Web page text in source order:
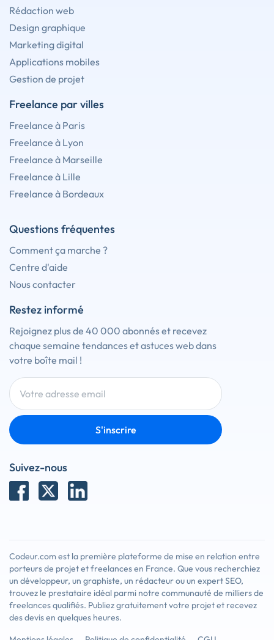
Rédaction web
Design graphique
Marketing digital
Applications mobiles
Gestion de projet
Freelance par villes
Freelance à Paris
Freelance à Lyon
Freelance à Marseille
Freelance à Lille
Freelance à Bordeaux
Questions fréquentes
Comment ça marche ?
Centre d'aide
Nous contacter
Restez informé
Rejoignez plus de 40 000 abonnés et recevez
chaque semaine tendances et astuces web dans
votre boîte mail !
S'inscrire
Suivez-nous
Codeur.com est la première plateforme de mise en relation entre
porteurs de projet et freelances en France. Que vous recherchiez
un développeur, un graphiste, un rédacteur ou un expert SEO,
trouvez le prestataire idéal parmi notre communauté de milliers de
freelances qualifiés. Publiez gratuitement votre projet et recevez
des devis en quelques heures.